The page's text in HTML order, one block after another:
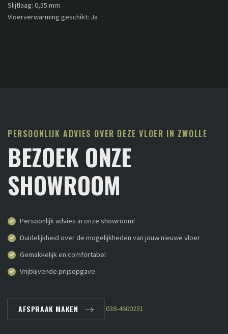
Slijtlaag: 0,55 mm
Vloerverwarming geschikt: Ja
PERSOONLIJK ADVIES OVER DEZE VLOER IN ZWOLLE
BEZOEK ONZE
SHOWROOM
Persoonlijk advies in onze showroom!
Duidelijkheid over de mogelijkheden van jouw nieuwe vloer
Gemakkelijk en comfortabel
Vrijblijvende prijsopgave
AFSPRAAK MAKEN 038-4600251